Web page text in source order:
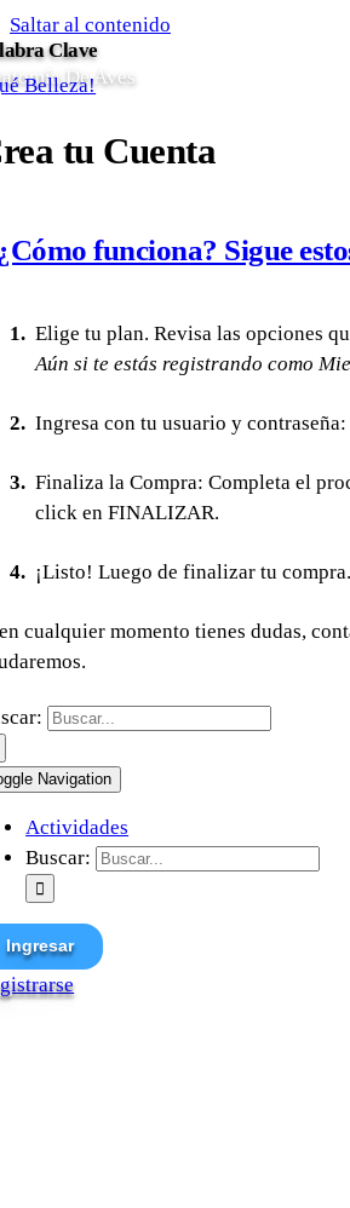
Saltar al contenido
Belleza!
tu Cuenta
funciona? Sigue
Elige tu plan. Revisa las opciones
Aún si te estás registrando como
Ingresa con tu usuario y
Finaliza la Compra: Completa el
click en FINALIZAR.
¡Listo! Luego de finalizar tu
cualquier momento tienes dudas,
Navigation
Actividades
Buscar:
Ingresar
Clave
De Aves